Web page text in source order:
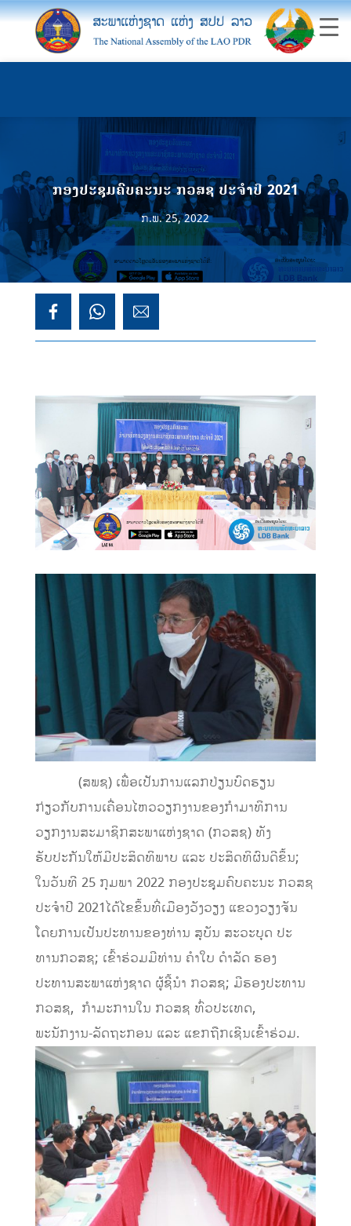
ກອງປະຊຸມຄົບຄະນະ ກວສຊ ປະຈຳປີ 2021
ກ.ພ. 25, 2022
(ສພຊ) ເພື່ອເປັນການແລກປ່ຽນບົດຮຽນ
ກ່ຽວກັບການເຄື່ອນໄຫວວຽກງານຂອງກຳມາທິການ
ວຽກງານສະມາຊິກສະພາແຫ່ງຊາດ (ກວສຊ) ທັງ
ຮັບປະກັນໃຫ້ມີປະສິດທິພາບ ແລະ ປະສິດທິຜົນດີຂຶ້ນ;
ໃນວັນທີ 25 ກຸມພາ 2022 ກອງປະຊຸມຄົບຄະນະ ກວສຊ
ປະຈຳປີ 2021ໄດ້ໄຂຂຶ້ນທີ່ເມືອງວັງວຽງ ແຂວງວຽງຈັນ
ໂດຍການເປັນປະທານຂອງທ່ານ ສຸບັນ ສະວະບຸດ ປະ
ທານກວສຊ; ເຂົ້າຮ່ວມມີທ່ານ ຄຳໃບ ດຳລັດ ຮອງ
ປະທານສະພາແຫ່ງຊາດ ຜູ້ຊີ້ນຳ ກວສຊ; ມີຮອງປະທານ
ກວສຊ, ກຳມະການໃນ ກວສຊ ທົ່ວປະເທດ,
ພະນັກງານ-ລັດຖະກອນ ແລະ ແຂກຖືກເຊີນເຂົ້າຮ່ວມ.